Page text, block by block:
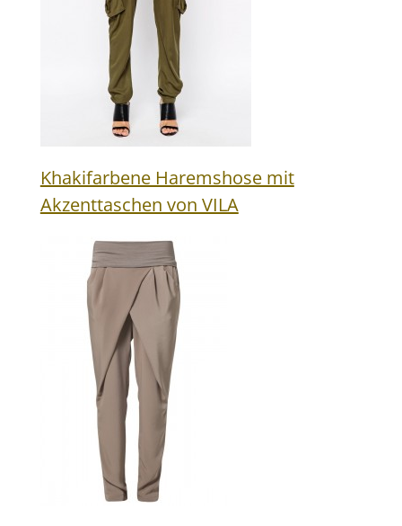
Khakifarbene Haremshose mit
Akzenttaschen von VILA